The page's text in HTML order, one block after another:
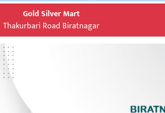
Gold Silver Mart
Thakurbari Road Biratnagar